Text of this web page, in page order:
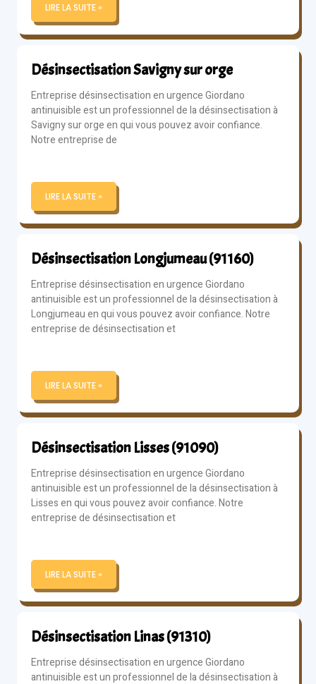
LIRE LA SUITE »
Désinsectisation Savigny sur orge
Entreprise désinsectisation en urgence Giordano
antinuisible est un professionnel de la désinsectisation à
Savigny sur orge en qui vous pouvez avoir confiance.
Notre entreprise de
LIRE LA SUITE »
Désinsectisation Longjumeau (91160)
Entreprise désinsectisation en urgence Giordano
antinuisible est un professionnel de la désinsectisation à
Longjumeau en qui vous pouvez avoir confiance. Notre
entreprise de désinsectisation et
LIRE LA SUITE »
Désinsectisation Lisses (91090)
Entreprise désinsectisation en urgence Giordano
antinuisible est un professionnel de la désinsectisation à
Lisses en qui vous pouvez avoir confiance. Notre
entreprise de désinsectisation et
LIRE LA SUITE »
Désinsectisation Linas (91310)
Entreprise désinsectisation en urgence Giordano
antinuisible est un professionnel de la désinsectisation à